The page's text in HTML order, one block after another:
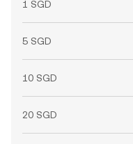
1 SGD
5 SGD
10 SGD
20 SGD